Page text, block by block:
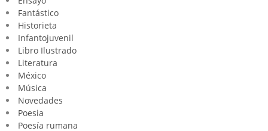
Fantástico
Historieta
Infantojuvenil
Libro Ilustrado
Literatura
México
Música
Novedades
Poesia
Poesía rumana